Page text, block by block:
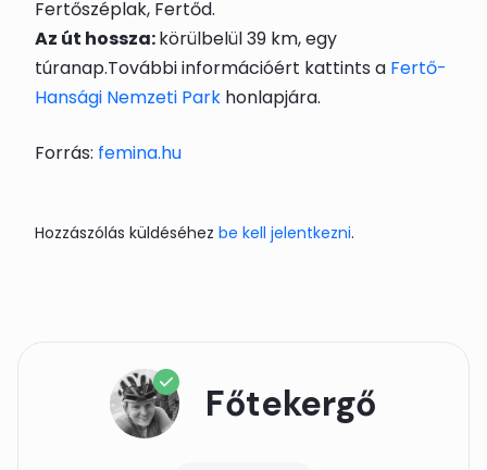
Fertőszéplak, Fertőd.
Az út hossza:körülbelül 39 km, egy
túranap.További információért kattints a Fertő-
Hansági Nemzeti Park honlapjára.
Forrás: femina.hu
Főtekergő
Hozzászólás küldéséhez be kell jelentkezni.